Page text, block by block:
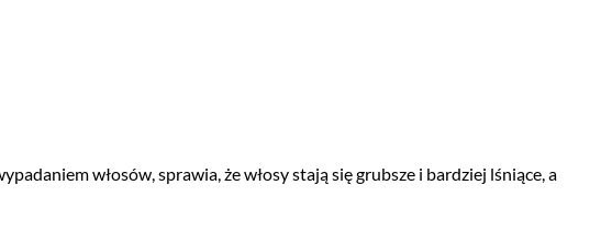
włosów, sprawia, że włosy stają się grubsze i bardziej lśniące, a